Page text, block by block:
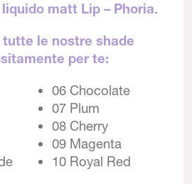
matt Lip – Phoria.
le nostre shade
per te:
06 Chocolate
07 Plum
08 Cherry
09 Magenta
10 Royal Red